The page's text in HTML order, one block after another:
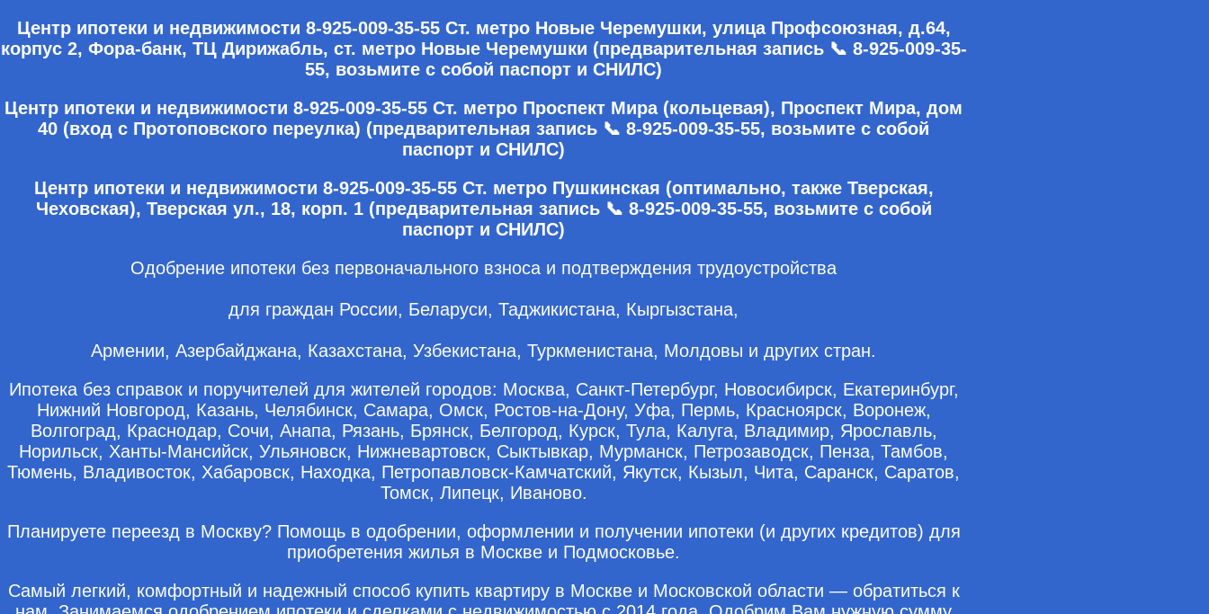
Центр ипотеки и недвижимости 8-925-009-35-55 Ст. метро Новые Черемушки, улица Профсоюзная, д.64,
корпус 2, Фора-банк, ТЦ Дирижабль, ст. метро Новые Черемушки (предварительная запись 📞 8-925-009-35-
55, возьмите с собой паспорт и СНИЛС)
Центр ипотеки и недвижимости 8-925-009-35-55 Ст. метро Проспект Мира (кольцевая), Проспект Мира, дом
40 (вход с Протоповского переулка) (предварительная запись 📞 8-925-009-35-55, возьмите с собой
паспорт и СНИЛС)
Центр ипотеки и недвижимости 8-925-009-35-55 Ст. метро Пушкинская (оптимально, также Тверская,
Чеховская), Тверская ул., 18, корп. 1 (предварительная запись 📞 8-925-009-35-55, возьмите с собой
паспорт и СНИЛС)
Одобрение ипотеки без первоначального взноса и подтверждения трудоустройства
для граждан России, Беларуси, Таджикистана, Кыргызстана,
Армении, Азербайджана, Казахстана, Узбекистана, Туркменистана, Молдовы и других стран.
Ипотека без справок и поручителей для жителей городов: Москва, Санкт-Петербург, Новосибирск, Екатеринбург,
Нижний Новгород, Казань, Челябинск, Самара, Омск, Ростов-на-Дону, Уфа, Пермь, Красноярск, Воронеж,
Волгоград, Краснодар, Сочи, Анапа, Рязань, Брянск, Белгород, Курск, Тула, Калуга, Владимир, Ярославль,
Норильск, Ханты-Мансийск, Ульяновск, Нижневартовск, Сыктывкар, Мурманск, Петрозаводск, Пенза, Тамбов,
Тюмень, Владивосток, Хабаровск, Находка, Петропавловск-Камчатский, Якутск, Кызыл, Чита, Саранск, Саратов,
Томск, Липецк, Иваново.
Планируете переезд в Москву? Помощь в одобрении, оформлении и получении ипотеки (и других кредитов) для
приобретения жилья в Москве и Подмосковье.
Самый легкий, комфортный и надежный способ купить квартиру в Москве и Московской области — обратиться к